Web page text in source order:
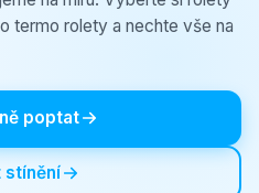
termo rolety a nechte vše na
poptat
stínění